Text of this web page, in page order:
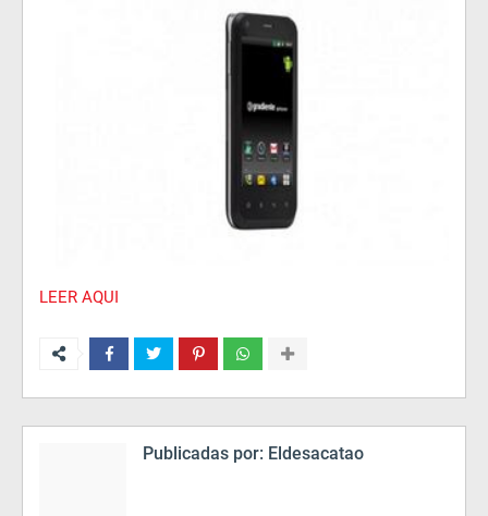
LEER AQUI
Publicadas por: Eldesacatao